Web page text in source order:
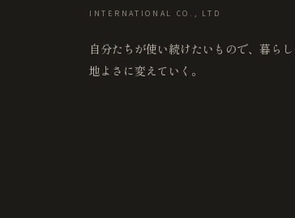
INTERNATIONAL CO., LTD
自分たちが使い続けたいもので、暮ら
地よさに変えていく。